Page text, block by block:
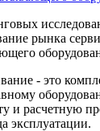
рынка
- это
и расчетную
эксплуатации.